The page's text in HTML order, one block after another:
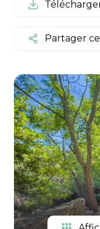
Pro
Locations
immo pro
Syndic
Syndic
Gestion
Locations
de
vacances
Notre
équipe
Contactez-
nous
Partager